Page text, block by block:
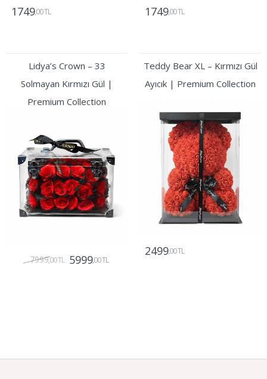
1749,00 TL 1749,00 TL
Lidya’s Crown – 33
Solmayan Kırmızı Gül |
Premium Collection
7999,00 TL 5999,00 TL
Teddy Bear XL – Kırmızı Gül
Ayıcık | Premium Collection
2499,00 TL